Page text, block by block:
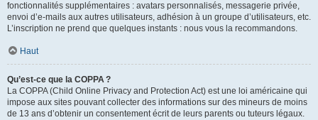
fonctionnalités supplémentaires : avatars personnalisés, messagerie privée,
envoi d’e-mails aux autres utilisateurs, adhésion à un groupe d’utilisateurs, etc.
L’inscription ne prend que quelques instants : nous vous la recommandons.
Haut
Qu’est-ce que la COPPA ?
La COPPA (Child Online Privacy and Protection Act) est une loi américaine qui
impose aux sites pouvant collecter des informations sur des mineurs de moins
de 13 ans d’obtenir un consentement écrit de leurs parents ou tuteurs légaux.